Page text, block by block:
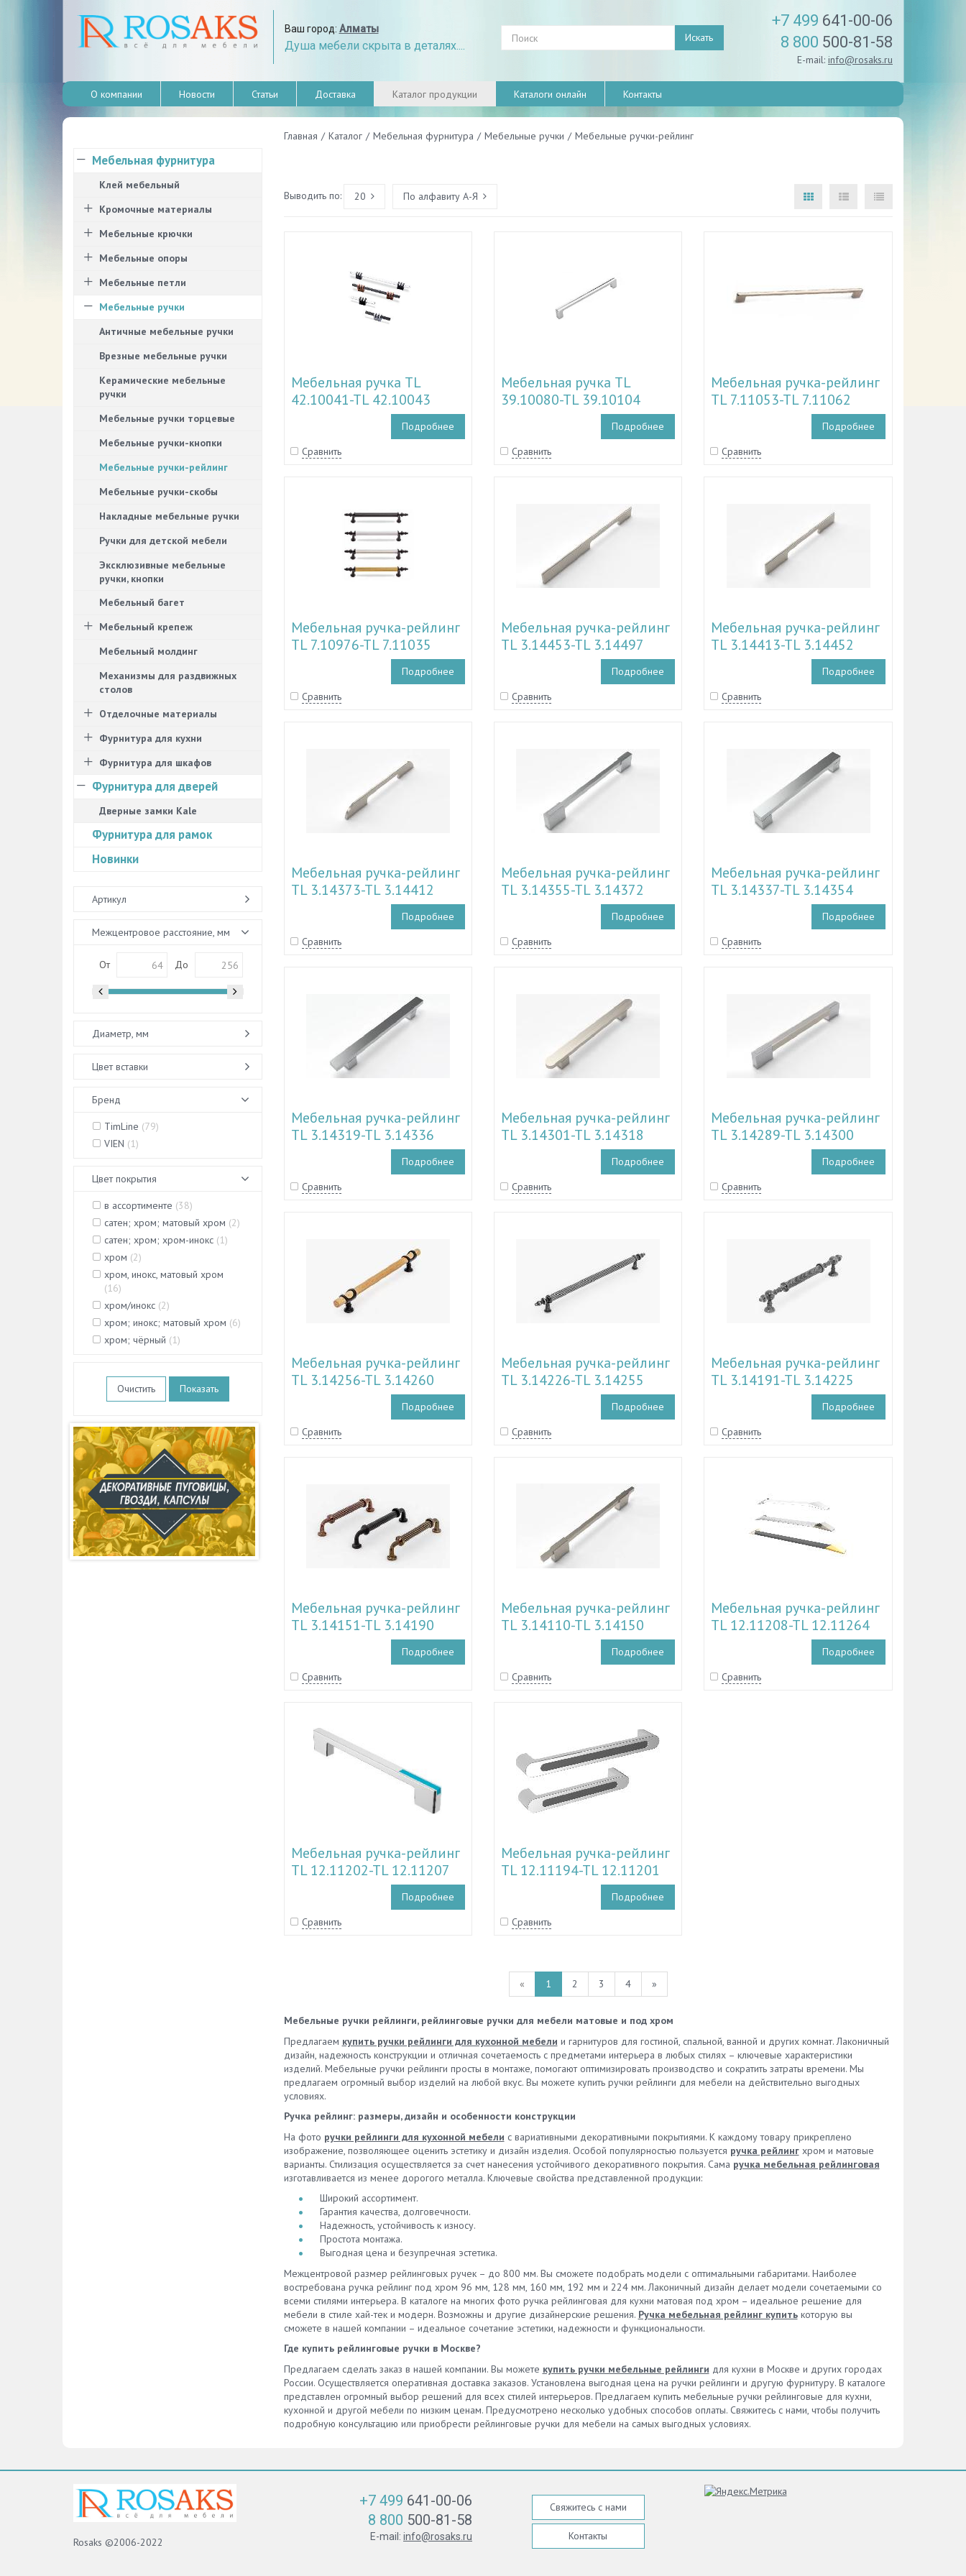
Ваш город: Алматы
Душа мебели скрыта в деталях....
Искать
+7 499 641-00-06
8 800 500-81-58
E-mail: info@rosaks.ru
О компании Новости Статьи Доставка Каталог продукции Каталоги онлайн Контакты
Главная / Каталог / Мебельная фурнитура / Мебельные ручки / Мебельные ручки-рейлинг
Выводить по: 20 По алфавиту А-Я
Мебельная ручка TL
42.10041-TL 42.10043
Подробнее
Сравнить
Мебельная ручка TL
39.10080-TL 39.10104
Подробнее
Сравнить
Мебельная ручка-рейлинг
TL 7.11053-TL 7.11062
Подробнее
Сравнить
Мебельная ручка-рейлинг
TL 7.10976-TL 7.11035
Подробнее
Сравнить
Мебельная ручка-рейлинг
TL 3.14453-TL 3.14497
Подробнее
Сравнить
Мебельная ручка-рейлинг
TL 3.14413-TL 3.14452
Подробнее
Сравнить
Мебельная ручка-рейлинг
TL 3.14373-TL 3.14412
Подробнее
Сравнить
Мебельная ручка-рейлинг
TL 3.14355-TL 3.14372
Подробнее
Сравнить
Мебельная ручка-рейлинг
TL 3.14337-TL 3.14354
Подробнее
Сравнить
Мебельная ручка-рейлинг
TL 3.14319-TL 3.14336
Подробнее
Сравнить
Мебельная ручка-рейлинг
TL 3.14301-TL 3.14318
Подробнее
Сравнить
Мебельная ручка-рейлинг
TL 3.14289-TL 3.14300
Подробнее
Сравнить
Мебельная ручка-рейлинг
TL 3.14256-TL 3.14260
Подробнее
Сравнить
Мебельная ручка-рейлинг
TL 3.14226-TL 3.14255
Подробнее
Сравнить
Мебельная ручка-рейлинг
TL 3.14191-TL 3.14225
Подробнее
Сравнить
Мебельная ручка-рейлинг
TL 3.14151-TL 3.14190
Подробнее
Сравнить
Мебельная ручка-рейлинг
TL 3.14110-TL 3.14150
Подробнее
Сравнить
Мебельная ручка-рейлинг
TL 12.11208-TL 12.11264
Подробнее
Сравнить
Мебельная ручка-рейлинг
TL 12.11202-TL 12.11207
Подробнее
Сравнить
Мебельная ручка-рейлинг
TL 12.11194-TL 12.11201
Подробнее
Сравнить
« 1 2 3 4 »
Мебельные ручки рейлинги, рейлинговые ручки для мебели матовые и под хром
Предлагаем купить ручки рейлинги для кухонной мебели и гарнитуров для гостиной, спальной, ванной и других комнат. Лаконичный
дизайн, надежность конструкции и отличная сочетаемость с предметами интерьера в любых стилях – ключевые характеристики
изделий. Мебельные ручки рейлинги просты в монтаже, помогают оптимизировать производство и сократить затраты времени. Мы
предлагаем огромный выбор изделий на любой вкус. Вы можете купить ручки рейлинги для мебели на действительно выгодных
условиях.
Ручка рейлинг: размеры, дизайн и особенности конструкции
На фото ручки рейлинги для кухонной мебели с вариативными декоративными покрытиями. К каждому товару прикреплено
изображение, позволяющее оценить эстетику и дизайн изделия. Особой популярностью пользуется ручка рейлингхром и матовые
варианты. Стилизация осуществляется за счет нанесения устойчивого декоративного покрытия. Сама ручка мебельная рейлинговая
изготавливается из менее дорогого металла. Ключевые свойства представленной продукции:
Широкий ассортимент.
Гарантия качества, долговечности.
Надежность, устойчивость к износу.
Простота монтажа.
Выгодная цена и безупречная эстетика.
Межцентровой размер рейлинговых ручек – до 800 мм. Вы сможете подобрать модели с оптимальными габаритами. Наиболее
востребована ручка рейлинг под хром 96 мм, 128 мм, 160 мм, 192 мм и 224 мм. Лаконичный дизайн делает модели сочетаемыми со
всеми стилями интерьера. В каталоге на многих фото ручка рейлинговая для кухни матовая под хром – идеальное решение для
мебели в стиле хай-тек и модерн. Возможны и другие дизайнерские решения. Ручка мебельная рейлинг купитькоторую вы
сможете в нашей компании – идеальное сочетание эстетики, надежности и функциональности.
Где купить рейлинговые ручки в Москве?
Предлагаем сделать заказ в нашей компании. Вы можете купить ручки мебельные рейлинги для кухни в Москве и других городах
России. Осуществляется оперативная доставка заказов. Установлена выгодная цена на ручки рейлинги и другую фурнитуру. В каталоге
представлен огромный выбор решений для всех стилей интерьеров. Предлагаем купить мебельные ручки рейлинговые для кухни,
кухонной и другой мебели по низким ценам. Предусмотрено несколько удобных способов оплаты. Свяжитесь с нами, чтобы получить
подробную консультацию или приобрести рейлинговые ручки для мебели на самых выгодных условиях.
Мебельная фурнитура
Клей мебельный
Кромочные материалы
Мебельные крючки
Мебельные опоры
Мебельные петли
Мебельные ручки
Античные мебельные ручки
Врезные мебельные ручки
Керамические мебельные
ручки
Мебельные ручки торцевые
Мебельные ручки-кнопки
Мебельные ручки-рейлинг
Мебельные ручки-скобы
Накладные мебельные ручки
Ручки для детской мебели
Эксклюзивные мебельные
ручки, кнопки
Мебельный багет
Мебельный крепеж
Мебельный молдинг
Механизмы для раздвижных
столов
Отделочные материалы
Фурнитура для кухни
Фурнитура для шкафов
Фурнитура для дверей
Дверные замки Kale
Фурнитура для рамок
Новинки
Артикул
Межцентровое расстояние, мм
От До
Диаметр, мм
Цвет вставки
Бренд
TimLine (79)
VIEN (1)
Цвет покрытия
в ассортименте (38)
сатен; хром; матовый хром (2)
сатен; хром; хром-инокс (1)
хром (2)
хром, инокс, матовый хром
(16)
хром/инокс (2)
хром; инокс; матовый хром (6)
хром; чёрный (1)
Очистить
Rosaks ©2006-2022
+7 499 641-00-06
8 800 500-81-58
E-mail: info@rosaks.ru
Свяжитесь с нами
Контакты